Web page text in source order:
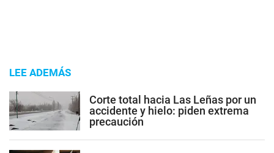
LEE ADEMÁS
Corte total hacia Las Leñas por un
accidente y hielo: piden extrema
precaución